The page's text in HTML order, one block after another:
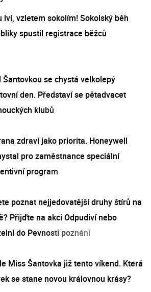
lví, vzletem sokolím! Sokolský běh
spustil registrace běžců
Šantovkou se chystá velkolepý
den. Představí se pětadvacet
klubů
zdraví jako priorita. Honeywell
pro zaměstnance speciální
program
poznat nejjedovatější druhy štírů na
Přijďte na akci Odpudiví nebo
do Pevnosti poznání
Miss Šantovka již tento víkend. Která
se stane novou královnou krásy?